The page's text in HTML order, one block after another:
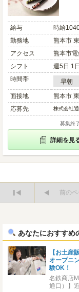
給与
時給
勤務地
熊本市
アクセス
熊本市
シフト
週5日 1
時間帯
早朝
面接地
熊本市
応募先
株式会社
募集終
詳細を見
前のペ
あなたにおすすめ
【お土産
オープニ
験OK！
名鉄商店
通口）】